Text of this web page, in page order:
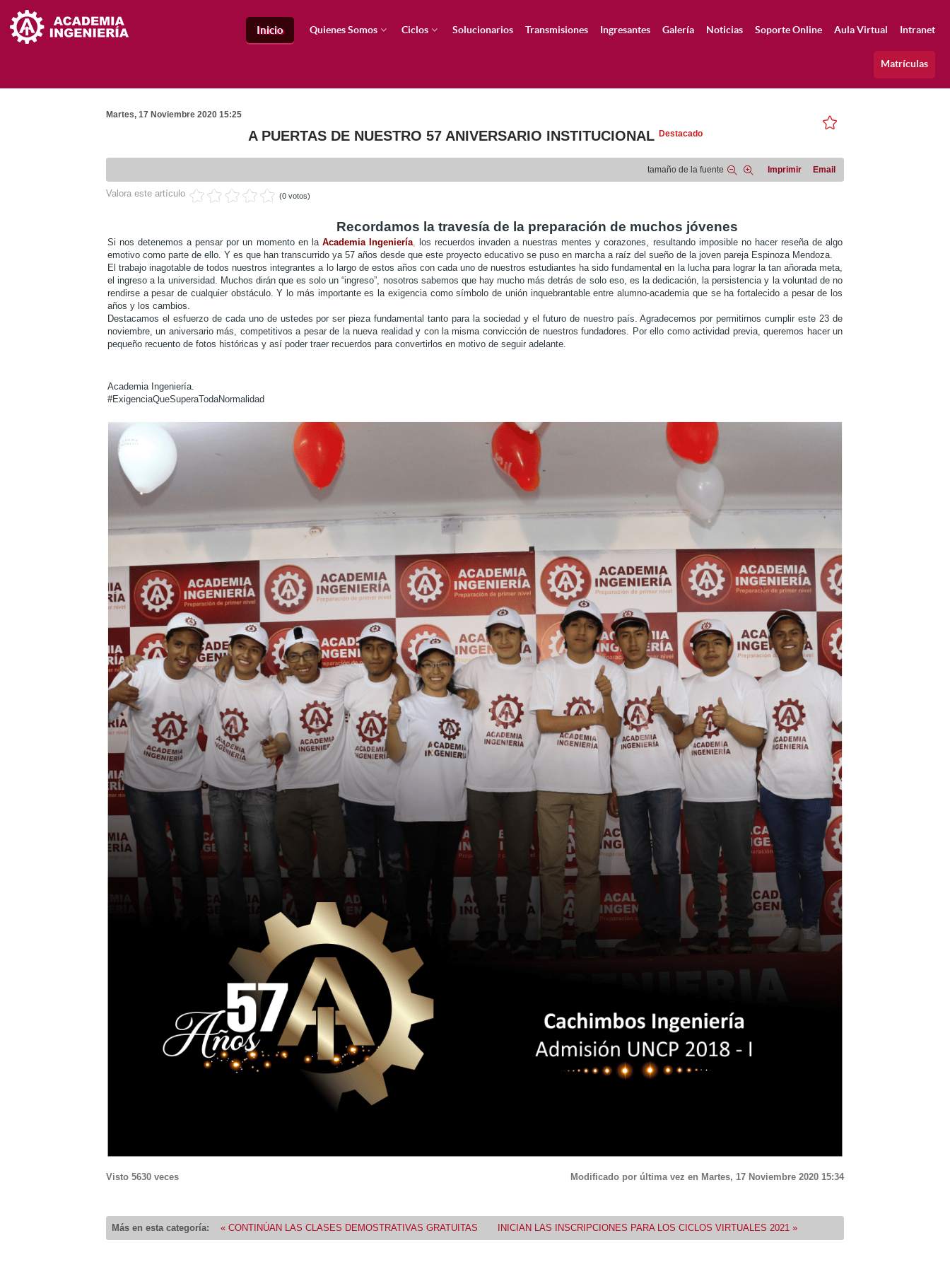
Inicio Quienes Somos Ciclos Solucionarios Transmisiones Ingresantes Galería Noticias Soporte Online Aula Virtual Intranet
Matrículas
Martes, 17 Noviembre 2020 15:25
A PUERTAS DE NUESTRO 57 ANIVERSARIO INSTITUCIONAL Destacado
tamaño de la fuente Imprimir Email
Valora este artículo (0 votos)
Recordamos la travesía de la preparación de muchos jóvenes
Si nos detenemos a pensar por un momento en la Academia Ingeniería, los recuerdos invaden a nuestras mentes y corazones, resultando imposible no hacer reseña de algo
emotivo como parte de ello. Y es que han transcurrido ya 57 años desde que este proyecto educativo se puso en marcha a raíz del sueño de la joven pareja Espinoza Mendoza.
El trabajo inagotable de todos nuestros integrantes a lo largo de estos años con cada uno de nuestros estudiantes ha sido fundamental en la lucha para lograr la tan añorada meta,
el ingreso a la universidad. Muchos dirán que es solo un “ingreso”, nosotros sabemos que hay mucho más detrás de solo eso, es la dedicación, la persistencia y la voluntad de no
rendirse a pesar de cualquier obstáculo. Y lo más importante es la exigencia como símbolo de unión inquebrantable entre alumno-academia que se ha fortalecido a pesar de los
años y los cambios.
Destacamos el esfuerzo de cada uno de ustedes por ser pieza fundamental tanto para la sociedad y el futuro de nuestro país. Agradecemos por permitirnos cumplir este 23 de
noviembre, un aniversario más, competitivos a pesar de la nueva realidad y con la misma convicción de nuestros fundadores. Por ello como actividad previa, queremos hacer un
pequeño recuento de fotos históricas y así poder traer recuerdos para convertirlos en motivo de seguir adelante.
Academia Ingeniería.
#ExigenciaQueSuperaTodaNormalidad
Visto 5630 veces Modificado por última vez en Martes, 17 Noviembre 2020 15:34
Más en esta categoría: « CONTINÚAN LAS CLASES DEMOSTRATIVAS GRATUITAS INICIAN LAS INSCRIPCIONES PARA LOS CICLOS VIRTUALES 2021 »